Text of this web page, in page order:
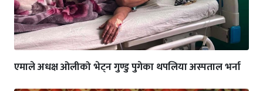
एमाले अधक्ष ओलीको भेट्न गुण्डु पुगेका थपलिया अस्पताल भर्ना